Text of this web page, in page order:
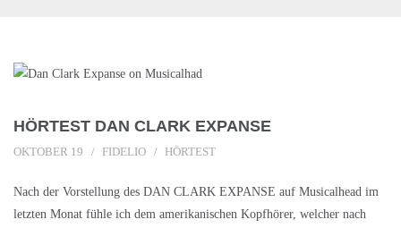
HÖRTEST DAN CLARK EXPANSE
OKTOBER 19 FIDELIO HÖRTEST
Nach der Vorstellung des DAN CLARK EXPANSE auf Musicalhead im
letzten Monat fühle ich dem amerikanischen Kopfhörer, welcher nach